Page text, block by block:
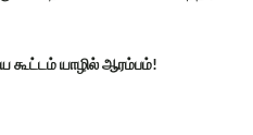
கூட்டம் யாழில் ஆரம்பம்!